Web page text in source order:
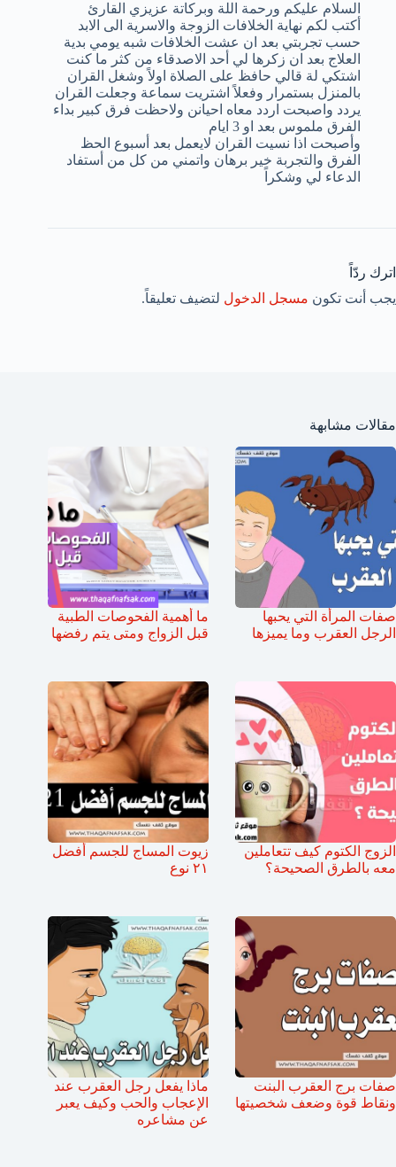
السلام عليكم ورحمة اللة وبركاتة عزيزي القارئ
أكتب لكم نهاية الخلافات الزوجة والاسرية الى الابد
حسب تجربتي بعد ان عشت الخلافات شبه يومي بدية
العلاج بعد ان زكرها لي أحد الاصدقاء من كثر ما كنت
اشتكي لة قالي حافظ على الصلاة اولاً وشغل القران
بالمنزل بستمرار وفعلاً اشتريت سماعة وجعلت القران
يردد واصبحت اردد معاه احيانن ولاحظت فرق كبير بداء
الفرق ملموس بعد او 3 ايام
وأصبحت اذا نسيت القران لايعمل بعد أسبوع الحظ
الفرق والتجربة خير برهان واتمني من كل من أستفاد
الدعاء لي وشكراً
اترك ردّاً
يجب أنت تكون مسجل الدخول لتضيف تعليقاً.
مقالات مشابهة
صفات المرأة التي يحبها
الرجل العقرب وما يميزها
ما أهمية الفحوصات الطبية
قبل الزواج ومتى يتم رفضها
الزوج الكتوم كيف تتعاملين
معه بالطرق الصحيحة؟
زيوت المساج للجسم أفضل
٢١ نوع
صفات برج العقرب البنت
ونقاط قوة وضعف شخصيتها
ماذا يفعل رجل العقرب عند
الإعجاب والحب وكيف يعبر
عن مشاعره